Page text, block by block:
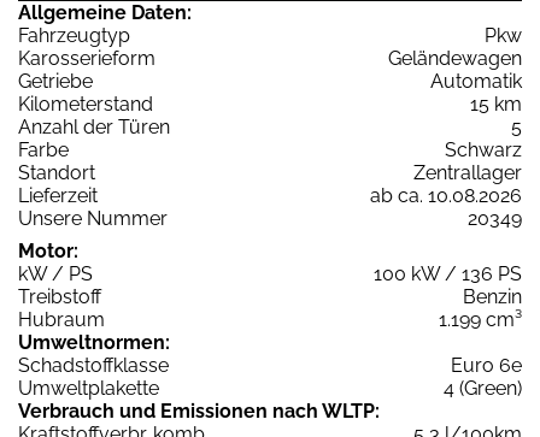
Allgemeine Daten:
Fahrzeugtyp
Pkw
Karosserieform
Geländewagen
Getriebe
Automatik
Kilometerstand
15 km
Anzahl der Türen
5
Farbe
Schwarz
Standort
Zentrallager
Lieferzeit
ab ca. 10.08.2026
Unsere Nummer
20349
Motor:
kW / PS
100 kW / 136 PS
Treibstoff
Benzin
Hubraum
1.199 cm³
Umweltnormen:
Schadstoffklasse
Euro 6e
Umweltplakette
4 (Green)
Verbrauch und Emissionen nach WLTP: